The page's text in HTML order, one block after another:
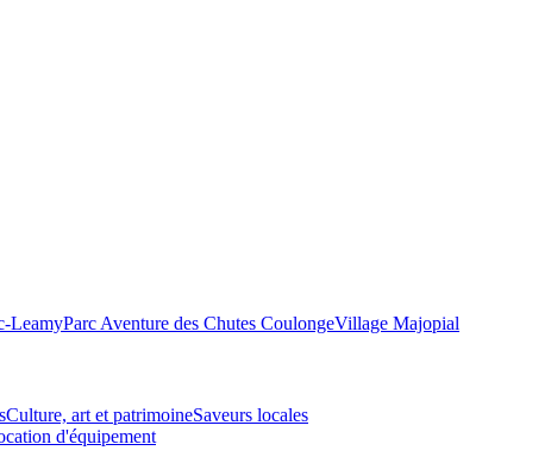
LeamyParc Aventure des Chutes CoulongeVillage Majopial
Culture, art et patrimoineSaveurs locales
d'équipement